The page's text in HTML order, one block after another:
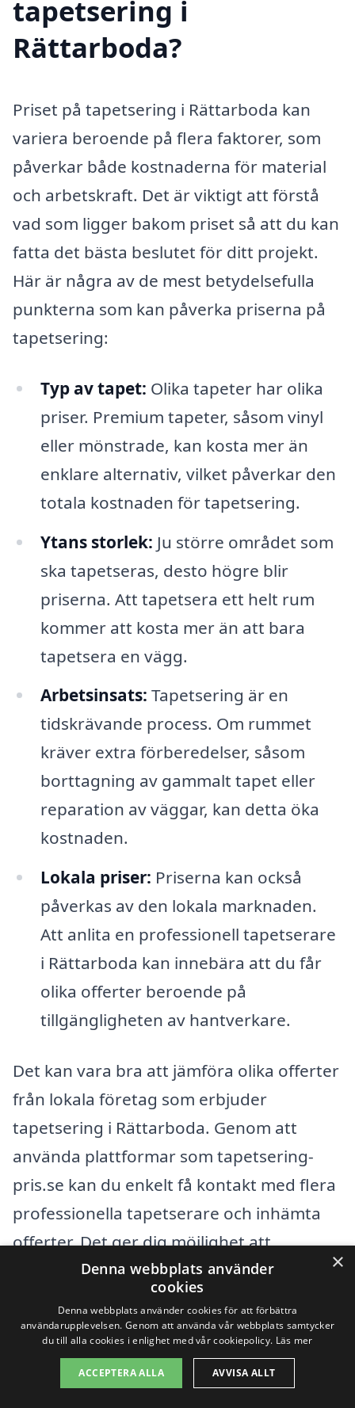
tapetsering i
Rättarboda?
Priset på tapetsering i Rättarboda kan
variera beroende på flera faktorer, som
påverkar både kostnaderna för material
och arbetskraft. Det är viktigt att förstå
vad som ligger bakom priset så att du kan
fatta det bästa beslutet för ditt projekt.
Här är några av de mest betydelsefulla
punkterna som kan påverka priserna på
tapetsering:
Typ av tapet: Olika tapeter har olika
priser. Premium tapeter, såsom vinyl
eller mönstrade, kan kosta mer än
enklare alternativ, vilket påverkar den
totala kostnaden för tapetsering.
Ytans storlek: Ju större området som
ska tapetseras, desto högre blir
priserna. Att tapetsera ett helt rum
kommer att kosta mer än att bara
tapetsera en vägg.
Arbetsinsats: Tapetsering är en
tidskrävande process. Om rummet
kräver extra förberedelser, såsom
borttagning av gammalt tapet eller
reparation av väggar, kan detta öka
kostnaden.
Lokala priser: Priserna kan också
påverkas av den lokala marknaden.
Att anlita en professionell tapetserare
i Rättarboda kan innebära att du får
olika offerter beroende på
tillgängligheten av hantverkare.
Det kan vara bra att jämföra olika offerter
från lokala företag som erbjuder
tapetsering i Rättarboda. Genom att
använda plattformar som tapetsering-
pris.se kan du enkelt få kontakt med flera
professionella tapetserare och inhämta
offerter. Det ger dig möjlighet att
säkerställa att du får ett rimligt pris
tillsammans med hög kvalitet på arbetet
som utförs.
Att tänka på faktorer som kvalitet på
×
Denna webbplats använder
cookies
Denna webbplats använder cookies för att förbättra
användarupplevelsen. Genom att använda vår webbplats samtycker
du till alla cookies i enlighet med vår cookiepolicy. Läs mer
ACCEPTERA ALLA AVVISA ALLT